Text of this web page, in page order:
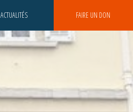
ACTUALITÉS FAIRE UN DON